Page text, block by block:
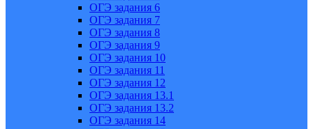
ОГЭ задания 6
ОГЭ задания 7
ОГЭ задания 8
ОГЭ задания 9
ОГЭ задания 10
ОГЭ задания 11
ОГЭ задания 12
ОГЭ задания 13.1
ОГЭ задания 13.2
ОГЭ задания 14